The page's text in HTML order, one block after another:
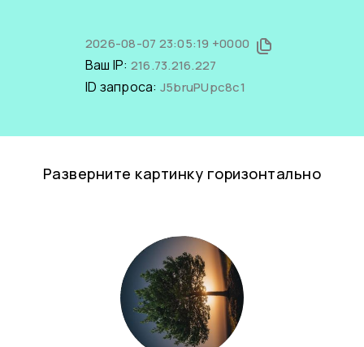
2026-08-07 23:05:19 +0000
Ваш IP: 216.73.216.227
ID запроса: J5bruPUpc8c1
Разверните картинку горизонтально